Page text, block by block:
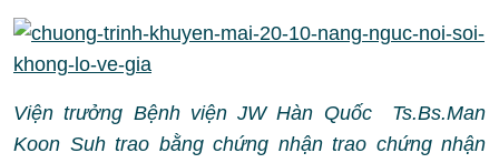
Viện trưởng Bệnh viện JW Hàn Quốc Ts.Bs.Man
Koon Suh trao bằng chứng nhận trao chứng nhận